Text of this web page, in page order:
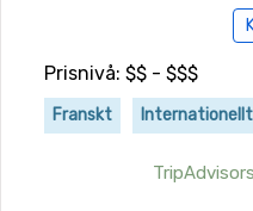
Prisnivå: $$ - $$$
Franskt Internationellt